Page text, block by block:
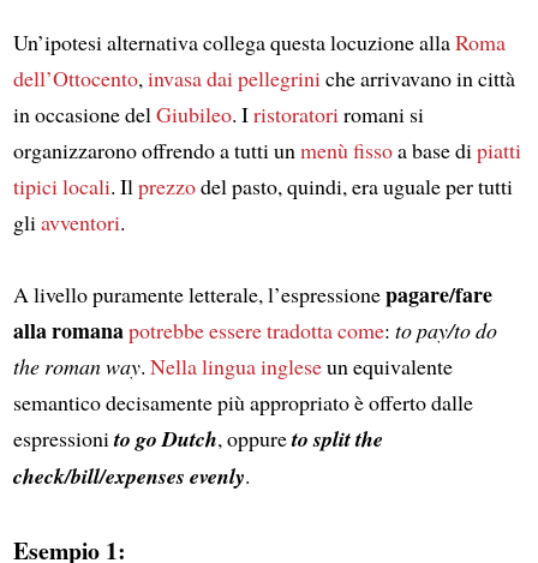
Un’ipotesi alternativa collega questa locuzione allaRoma
dell’Ottocento, invasa dai pellegrini che arrivavano in città
in occasione del Giubileo. Iristoratori romani si
organizzarono offrendo a tutti un menù fissoa base di piatti
tipici locali. Il prezzodel pasto, quindi, era uguale per tutti
gli avventori.
A livello puramente letterale, l’espressionepagare/fare
alla romanapotrebbe essere tradotta come: to pay/to do
the roman way. Nella lingua ingleseun equivalente
semantico decisamente più appropriato è offerto dalle
espressionito go Dutch, oppureto split the
check/bill/expenses evenly.
Esempio 1: